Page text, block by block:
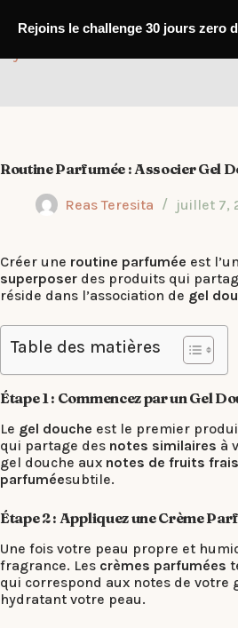
contenu
Routine Parfumée : Associer Gel
Reas Teresita juillet 7,
Créer une routine parfumée est
superposer des produits qui
réside dans l’association de gel
Table des matières
Étape 1 : Commencez par un Gel
Le gel douche est le premier
qui partage des notes similaires à
gel douche aux notes de fruits frais
parfuméesubtile.
Étape 2 : Appliquez une Crème
Une fois votre peau propre et
fragrance. Les crèmes parfumées
qui correspond aux notes de
hydratant votre peau.
Rejoins le challenge 30 jours zero